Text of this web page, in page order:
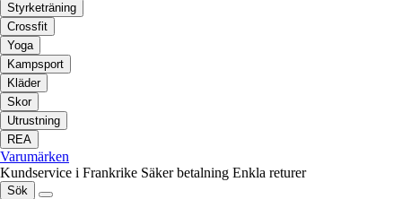
Styrketräning
Crossfit
Yoga
Kampsport
Kläder
Skor
Utrustning
REA
Varumärken
Kundservice i Frankrike Säker betalning Enkla returer
Sök